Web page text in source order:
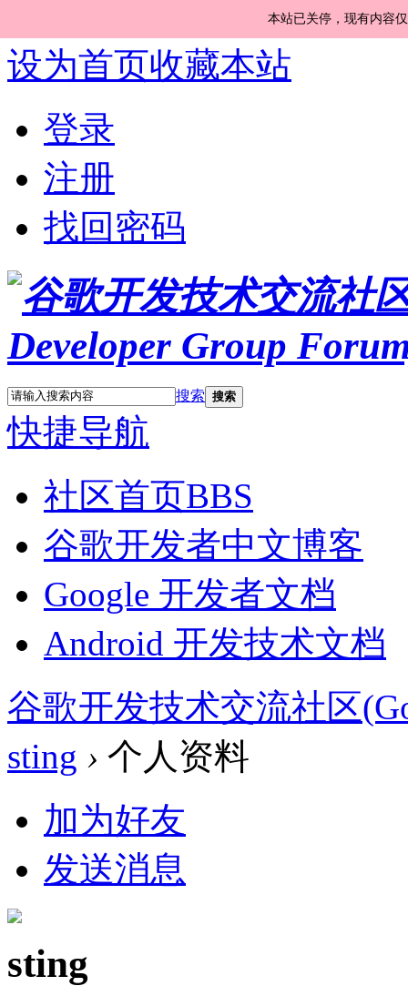
本站已关停，现有内容
设为首页收藏本站
登录
注册
找回密码
搜索 搜索
快捷导航
社区首页BBS
谷歌开发者中文博客
Google 开发者文档
Android 开发技术文档
谷歌开发技术交流社区
sting › 个人资料
加为好友
发送消息
sting